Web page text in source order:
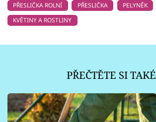
PŘESLIČKA ROLNÍ
PŘESLIČKA
PELYNĚK
KVĚTINY A ROSTLINY
PŘEČTĚTE SI TAKÉ